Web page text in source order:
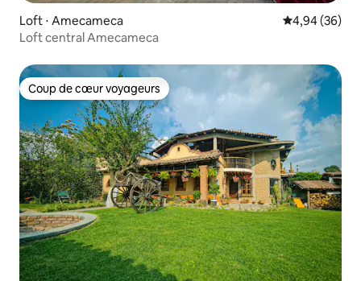
Loft ⋅ Amecameca Évaluation
4,94 (36)
Loft central Amecameca
Coup de cœur voyageurs
Coup de cœur voyageurs